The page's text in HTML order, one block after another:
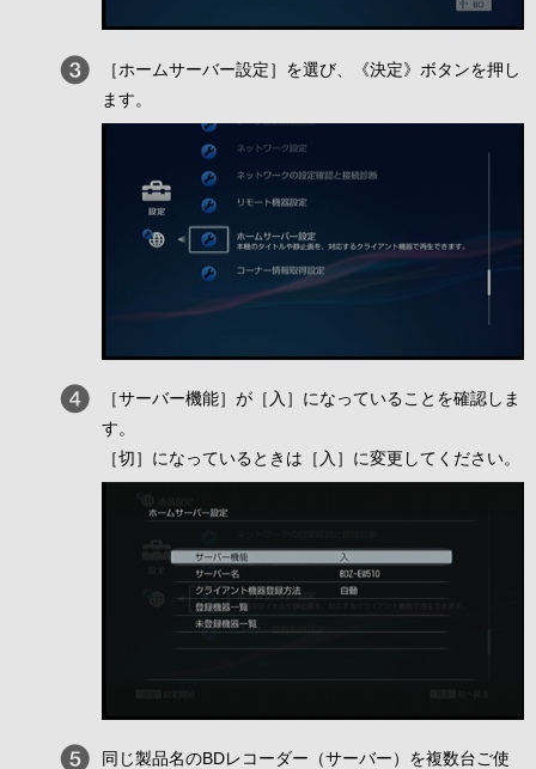
［ホームサーバー設定］を選び、《決定》ボタンを押し
ます。
［サーバー機能］が［入］になっていることを確認しま
す。
［切］になっているときは［入］に変更してください。
同じ製品名のBDレコーダー（サーバー）を複数台ご使